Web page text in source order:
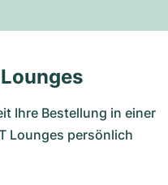
Ihre Bestellung in einer
Lounges persönlich